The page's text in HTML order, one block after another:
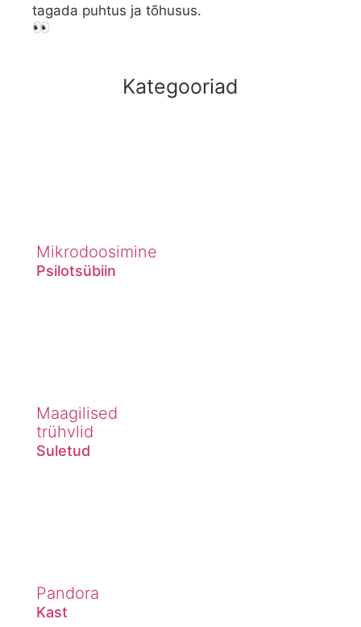
tagada puhtus ja tõhusus.
👀
Kategooriad
Mikrodoosimine
Psilotsübiin
Maagilised
trühvlid
Suletud
Pandora
Kast